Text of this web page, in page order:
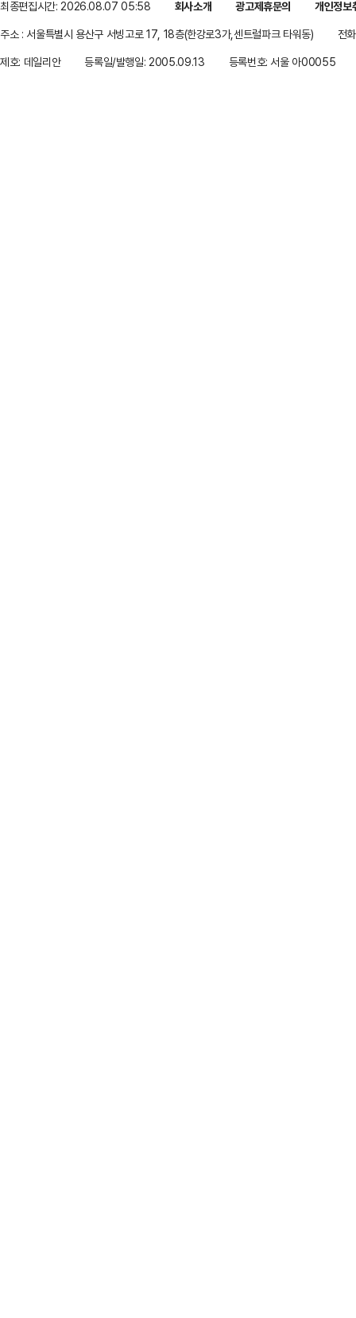
최종편집시간: 2026.08.07 05:58 회사소개 광고제휴문의
개인정보
주소 : 서울특별시 용산구 서빙고로 17, 18층(한강로3가,센트럴파크 타워동)
전
제호: 데일리안
등록일/발행일: 2005.09.13 등록번호: 서울 아00055